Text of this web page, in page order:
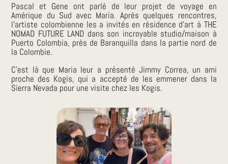
Pascal et Gene ont parlé de leur projet de voyage en
Amérique du Sud avec Maria. Après quelques rencontres,
l’artiste colombienne les a invités en résidence d’art à THE
NOMAD FUTURE LAND dans son incroyable studio/maison à
Puerto Colombia, près de Baranquilla dans la partie nord de
la Colombie.
C’est là que Maria leur a présenté Jimmy Correa, un ami
proche des Kogis, qui a accepté de les emmener dans la
Sierra Nevada pour une visite chez les Kogis.